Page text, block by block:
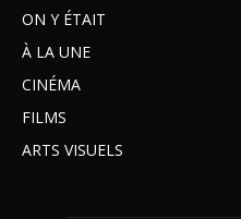
ON Y ÉTAIT
À LA UNE
CINÉMA
FILMS
ARTS VISUELS